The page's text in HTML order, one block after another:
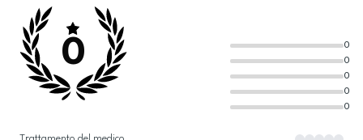
0
0
0
0
0
0